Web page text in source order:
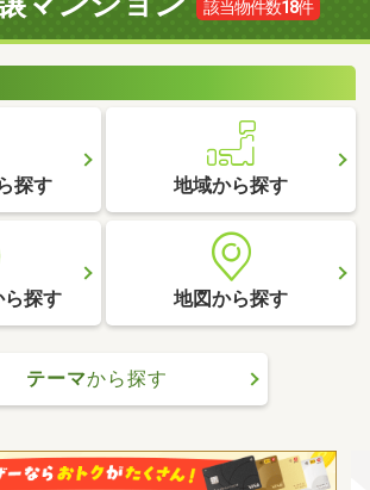
該当物件数18件
探す 地域から探す
探す 地図から探す
テーマから探す